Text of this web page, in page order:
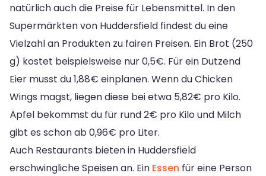
natürlich auch die Preise für Lebensmittel. In den
Supermärkten von Huddersfield findest du eine
Vielzahl an Produkten zu fairen Preisen. Ein Brot (250
g) kostet beispielsweise nur 0,5€. Für ein Dutzend
Eier musst du 1,88€ einplanen. Wenn du Chicken
Wings magst, liegen diese bei etwa 5,82€ pro Kilo.
Äpfel bekommst du für rund 2€ pro Kilo und Milch
gibt es schon ab 0,96€ pro Liter.
Auch Restaurants bieten in Huddersfield
erschwingliche Speisen an. Ein Essen für eine Person